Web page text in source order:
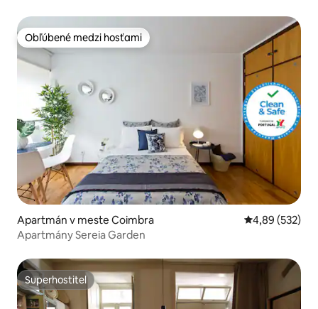
Obľúbené medzi hosťami
Obľúbené medzi hosťami
Apartmán v meste Coimbra Priemerné
4,89 (532)
Apartmány Sereia Garden
Superhostiteľ
Superhostiteľ